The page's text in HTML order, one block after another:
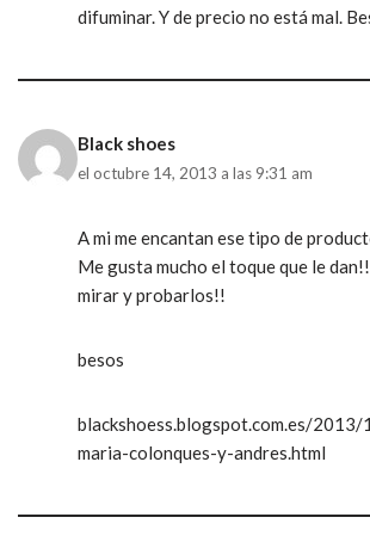
difuminar. Y de precio no está mal.
Black shoes
el octubre 14, 2013 a las 9:31 am
A mi me encantan ese tipo de
Me gusta mucho el toque que le
mirar y probarlos!!
besos
blackshoess.blogspot.com.es/
maria-colonques-y-andres.html